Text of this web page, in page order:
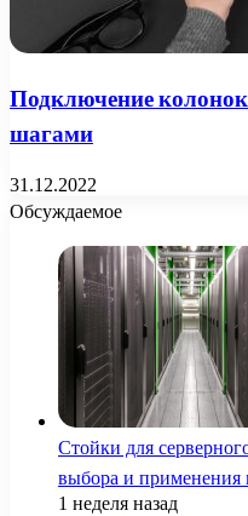
Подключение
шагами
31.12.2022
Обсуждаемое
Стойки для
выбора и применения
1 неделя назад